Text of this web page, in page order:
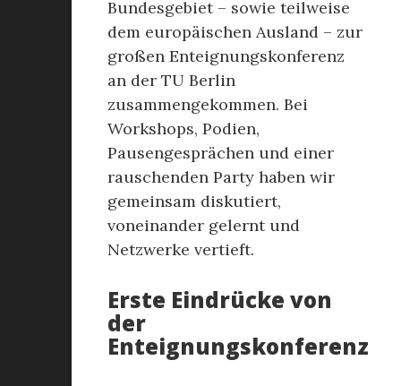
Bundesgebiet – sowie teilweise
dem europäischen Ausland – zur
großen Enteignungskonferenz
an der TU Berlin
zusammengekommen. Bei
Workshops, Podien,
Pausengesprächen und einer
rauschenden Party haben wir
gemeinsam diskutiert,
voneinander gelernt und
Netzwerke vertieft.
Erste Eindrücke von
der
Enteignungskonferenz